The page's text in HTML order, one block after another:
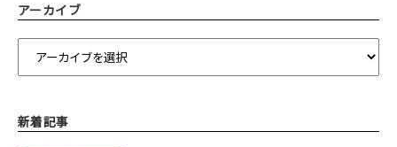
アーカイブ
新着記事